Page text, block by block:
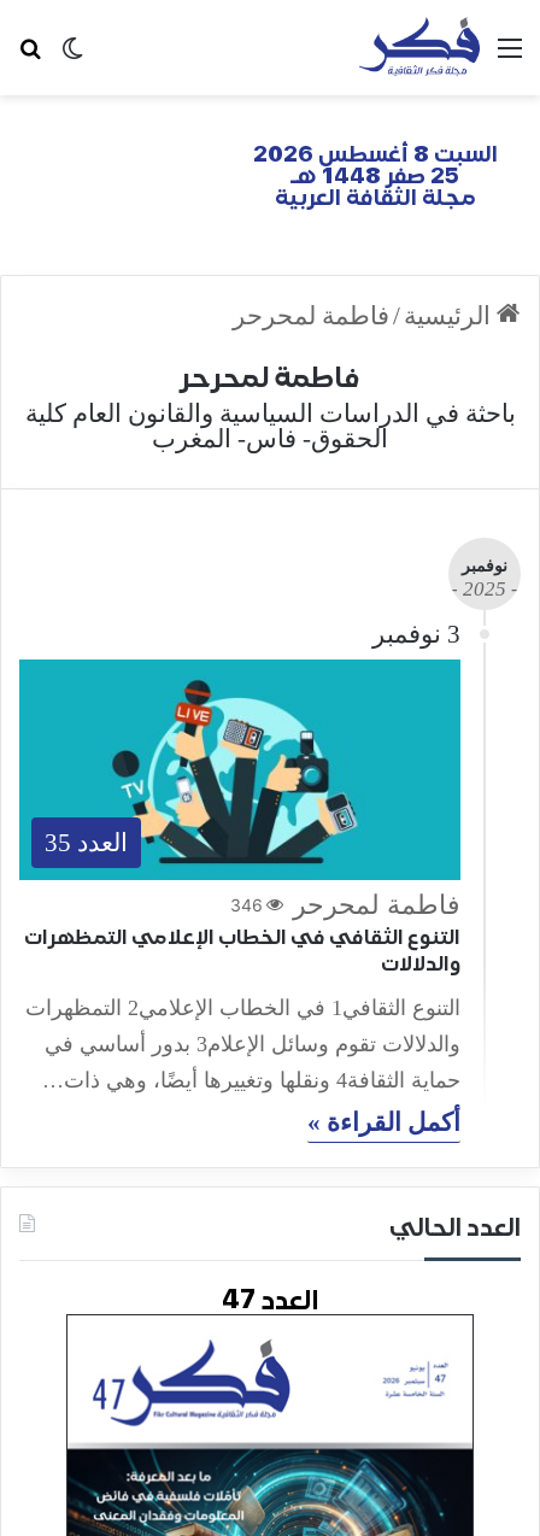
السبت 8 أغسطس 2026
25 صفر 1448 هـ
مجلة الثقافة العربية
الرئيسية/فاطمة لمحرحر
فاطمة لمحرحر
باحثة في الدراسات السياسية والقانون العام كلية
الحقوق- فاس- المغرب
نوفمبر
- 2025 -
3 نوفمبر
العدد 35
فاطمة لمحرحر 346
التنوع الثقافي في الخطاب الإعلامي التمظهرات
والدلالات
التنوع الثقافي1 في الخطاب الإعلامي2 التمظهرات
والدلالات تقوم وسائل الإعلام3 بدور أساسي في
حماية الثقافة4 ونقلها وتغييرها أيضًا، وهي ذات…
أكمل القراءة »
العدد الحالي
العدد 47